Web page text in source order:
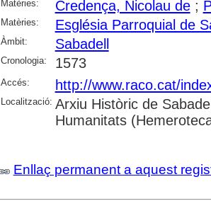
Matèries: Credença, Nicolau de;
Matèries: Església Parroquial de
Àmbit: Sabadell
Cronologia: 1573
Accés: http://www.raco.cat/
Localització: Arxiu Històric de
Humanitats
Enllaç permanent a aquest